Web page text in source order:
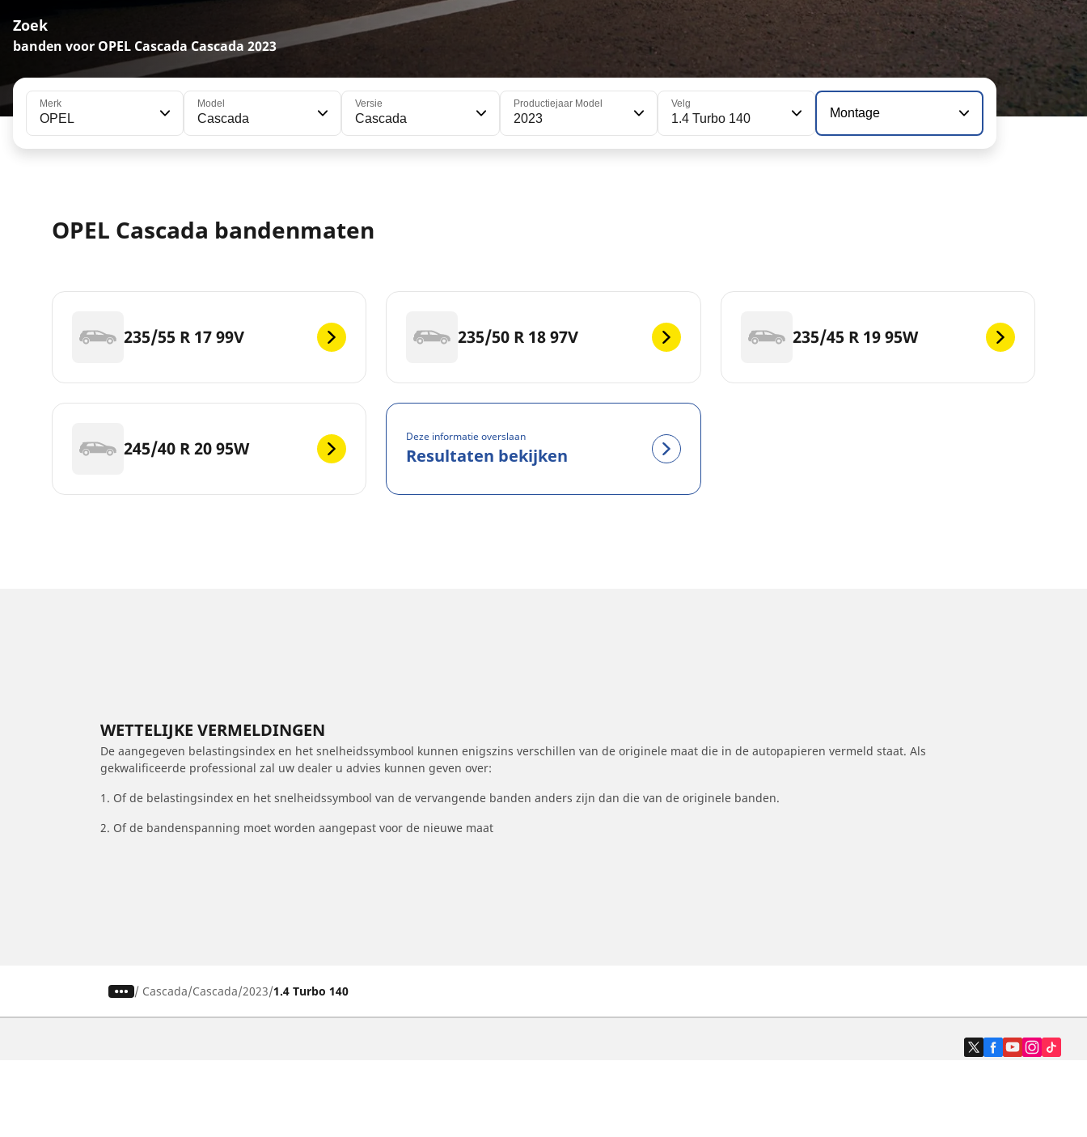
Zoek
banden voor OPEL Cascada Cascada 2023
Merk
OPEL
Model
Cascada
Versie
Cascada
Productiejaar Model
2023
Velg
1.4 Turbo 140 Montage
OPEL Cascada bandenmaten
235/55 R 17 99V 235/50 R 18 97V 235/45 R 19 95W
245/40 R 20 95W
Deze informatie overslaan
Resultaten bekijken
WETTELIJKE VERMELDINGEN
De aangegeven belastingsindex en het snelheidssymbool kunnen enigszins verschillen van de originele maat die in de autopapieren vermeld staat. Als
gekwalificeerde professional zal uw dealer u advies kunnen geven over:
1. Of de belastingsindex en het snelheidssymbool van de vervangende banden anders zijn dan die van de originele banden.
2. Of de bandenspanning moet worden aangepast voor de nieuwe maat
/ Cascada Cascada 2023 1.4 Turbo 140